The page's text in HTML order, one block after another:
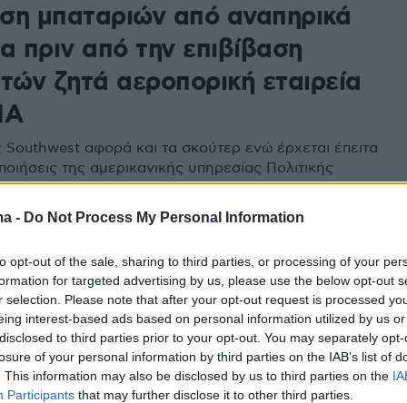
- Do Not Process My Personal Information
opt-out of the sale, sharing to third parties, or processing of your
for targeted advertising by us, please use the below opt-out
selection. Please note that after your opt-out request is processed
interest-based ads based on personal information utilized by us
to third parties prior to your opt-out. You may separately
of your personal information by third parties on the IAB’s list of
This information may also be disclosed by us to third parties on the
Participants that may further disclose it to other third parties.
μπαταριών από αναπηρικά
πριν από την επιβίβαση
ζητά αεροπορική εταιρεία
Southwest αφορά και τα σκούτερ ενώ έρχεται έπειτα
της αμερικανικής υπηρεσίας Πολιτικής
καλύμματος κινητήρα
737-800 της Southwest
έρευνα της FAA
τραυματισμός και το αεροσκάφος
προσγειώθηκε με ασφάλεια στο διεθνές